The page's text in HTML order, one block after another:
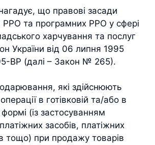
що правові засади
РРО та програмних РРО у сфері
харчування та послуг
України від 06 липня 1995
ВР (далі – Закон № 265).
які здійснюють
в готівковій та/або в
формі (із застосуванням
засобів, платіжних
тощо) при продажу товарів